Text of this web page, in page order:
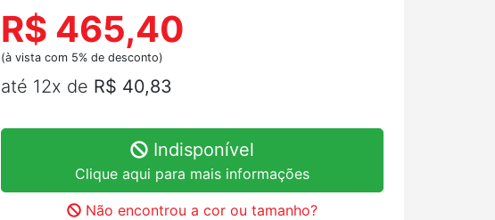
R$ 465,40
(à vista com 5% de desconto)
até 12x de R$ 40,83
Indisponível
Clique aqui para mais informações
Não encontrou a cor ou tamanho?